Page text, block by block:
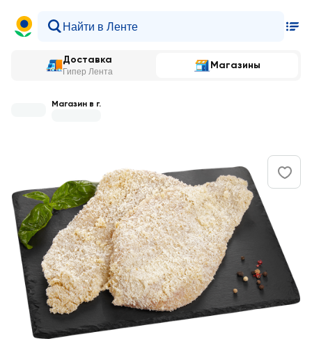
Доставка
Гипер Лента
Магазины
Магазин в г.